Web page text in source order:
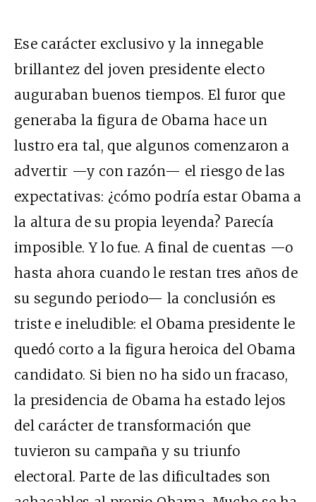
Ese carácter exclusivo y la innegable
brillantez del joven presidente electo
auguraban buenos tiempos. El furor que
generaba la figura de Obama hace un
lustro era tal, que algunos comenzaron a
advertir —y con razón— el riesgo de las
expectativas: ¿cómo podría estar Obama a
la altura de su propia leyenda? Parecía
imposible. Y lo fue. A final de cuentas —o
hasta ahora cuando le restan tres años de
su segundo periodo— la conclusión es
triste e ineludible: el Obama presidente le
quedó corto a la figura heroica del Obama
candidato. Si bien no ha sido un fracaso,
la presidencia de Obama ha estado lejos
del carácter de transformación que
tuvieron su campaña y su triunfo
electoral. Parte de las dificultades son